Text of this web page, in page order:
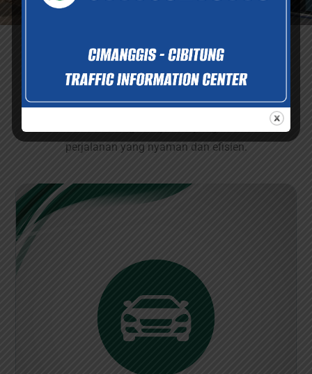
Informasi dan Layanan
Informasi dan dukungan layanan yang tersedia demi
perjalanan yang nyaman dan efisien.